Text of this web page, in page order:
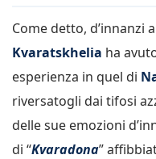
Come detto, d’innanzi
Kvaratskhelia ha
esperienza in quel di
riversatogli dai tifosi
delle sue emozioni
di “Kvaradona”